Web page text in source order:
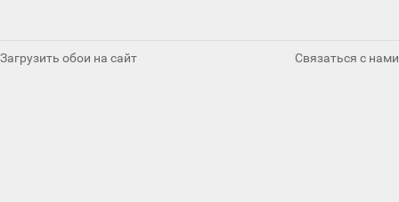
Загрузить обои на сайт Связаться с нами